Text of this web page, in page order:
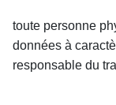
toute personne
données à
responsable du